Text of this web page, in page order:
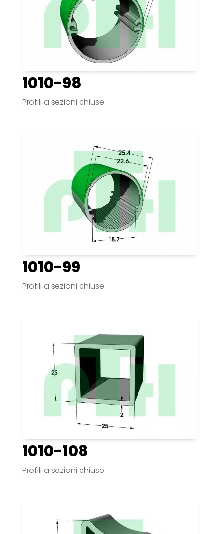
1010-98
Profili a sezioni chiuse
1010-99
Profili a sezioni chiuse
1010-108
Profili a sezioni chiuse